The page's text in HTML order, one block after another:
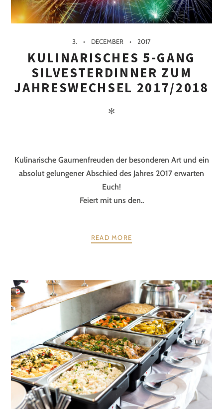
3. DECEMBER 2017
KULINARISCHES 5-GANG
SILVESTERDINNER ZUM
JAHRESWECHSEL 2017/2018
✻
Kulinarische Gaumenfreuden der besonderen Art und ein
absolut gelungener Abschied des Jahres 2017 erwarten
Euch!
Feiert mit uns den..
READ MORE